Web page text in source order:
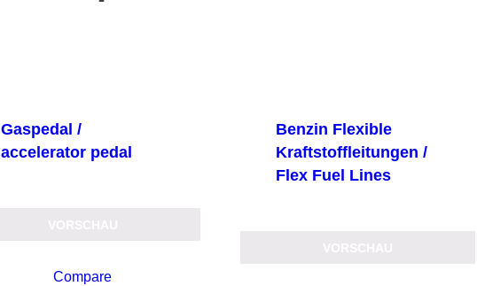
Gaspedal /
accelerator pedal
Compare
Benzin Flexible
Kraftstoffleitungen /
Flex Fuel Lines